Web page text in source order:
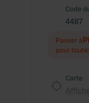
Code
4487
Passer à
pour
Carte